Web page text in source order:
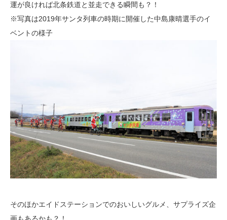
運が良ければ北条鉄道と並走できる瞬間も？！
※写真は2019年サンタ列車の時期に開催した中島康晴選手のイ
ベントの様子
そのほかエイドステーションでのおいしいグルメ、サプライズ企